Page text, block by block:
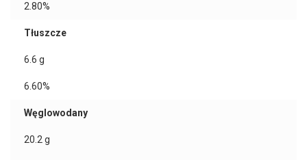
2.80%
Tłuszcze
6.6 g
6.60%
Węglowodany
20.2g